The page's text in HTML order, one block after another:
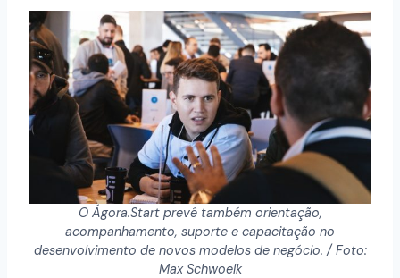
O Ágora.Start prevê também orientação,
acompanhamento, suporte e capacitação no
desenvolvimento de novos modelos de negócio. / Foto:
Max Schwoelk